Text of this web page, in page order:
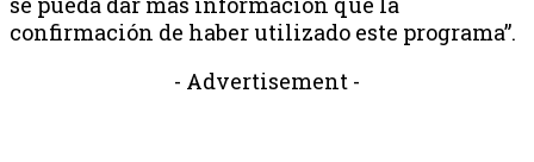
confirmación de haber utilizado este programa”.
- Advertisement -